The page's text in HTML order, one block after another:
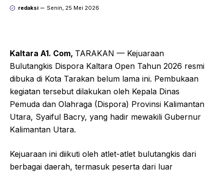
redaksi Senin, 25 Mei 2026
Kaltara A1. Com, TARAKAN — Kejuaraan
Bulutangkis Dispora Kaltara Open Tahun 2026 resmi
dibuka di Kota Tarakan belum lama ini. Pembukaan
kegiatan tersebut dilakukan oleh Kepala Dinas
Pemuda dan Olahraga (Dispora) Provinsi Kalimantan
Utara, Syaiful Bacry, yang hadir mewakili Gubernur
Kalimantan Utara.
Kejuaraan ini diikuti oleh atlet-atlet bulutangkis dari
berbagai daerah, termasuk peserta dari luar